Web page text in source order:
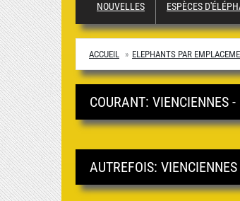
NOUVELLES ESPÈCES
ACCUEIL ELEPHANTS PAR
COURANT: VIENCIENNES
AUTREFOIS: